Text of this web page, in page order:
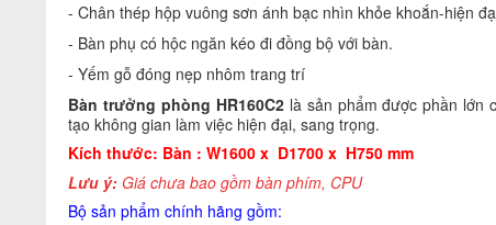
- Chân thép hộp vuông sơn ánh bạc nhìn khỏe khoắn-hiện
- Bàn phụ có hộc ngăn kéo đi đồng bộ với bàn.
- Yếm gỗ đóng nẹp nhôm trang trí
Bàn trưởng phòng HR160C2 là sản phẩm được phần lớn
tạo không gian làm việc hiện đại, sang trọng.
Kích thước: Bàn : W1600 x D1700 x H750 mm
Lưu ý: Giá chưa bao gồm bàn phím, CPU
Bộ sản phẩm chính hãng gồm: